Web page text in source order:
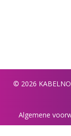
© 2026
Algemene